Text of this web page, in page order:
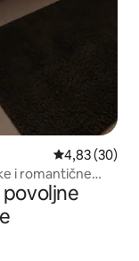
Prosječna
4,83 (30)
i romantične